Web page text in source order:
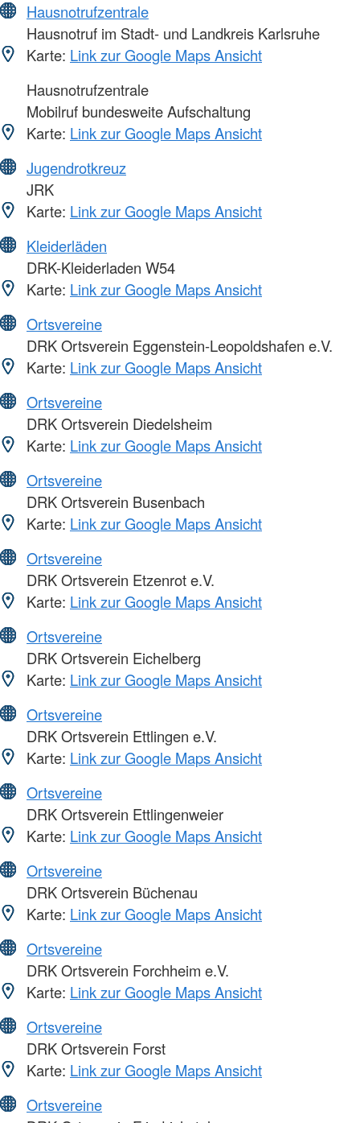
Hausnotrufzentrale
Hausnotruf im Stadt- und Landkreis Karlsruhe
Karte: Link zur Google Maps Ansicht
Hausnotrufzentrale
Mobilruf bundesweite Aufschaltung
Karte: Link zur Google Maps Ansicht
Jugendrotkreuz
JRK
Karte: Link zur Google Maps Ansicht
Kleiderläden
DRK-Kleiderladen W54
Karte: Link zur Google Maps Ansicht
Ortsvereine
DRK Ortsverein Eggenstein-Leopoldshafen e.V.
Karte: Link zur Google Maps Ansicht
Ortsvereine
DRK Ortsverein Diedelsheim
Karte: Link zur Google Maps Ansicht
Ortsvereine
DRK Ortsverein Busenbach
Karte: Link zur Google Maps Ansicht
Ortsvereine
DRK Ortsverein Etzenrot e.V.
Karte: Link zur Google Maps Ansicht
Ortsvereine
DRK Ortsverein Eichelberg
Karte: Link zur Google Maps Ansicht
Ortsvereine
DRK Ortsverein Ettlingen e.V.
Karte: Link zur Google Maps Ansicht
Ortsvereine
DRK Ortsverein Ettlingenweier
Karte: Link zur Google Maps Ansicht
Ortsvereine
DRK Ortsverein Büchenau
Karte: Link zur Google Maps Ansicht
Ortsvereine
DRK Ortsverein Forchheim e.V.
Karte: Link zur Google Maps Ansicht
Ortsvereine
DRK Ortsverein Forst
Karte: Link zur Google Maps Ansicht
Ortsvereine